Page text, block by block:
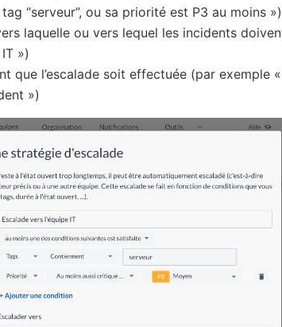
“serveur”, ou sa priorité est P3 au moins »)
laquelle ou vers lequel les incidents
»)
que l’escalade soit effectuée (par exemple
»)